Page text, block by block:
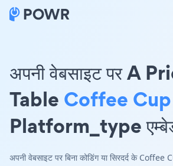
अपनी वेबसाइट पर A
Table Coffee Cup
Platform_type
अपनी वेबसाइट पर बिना कोडिंग या सिरदर्द के